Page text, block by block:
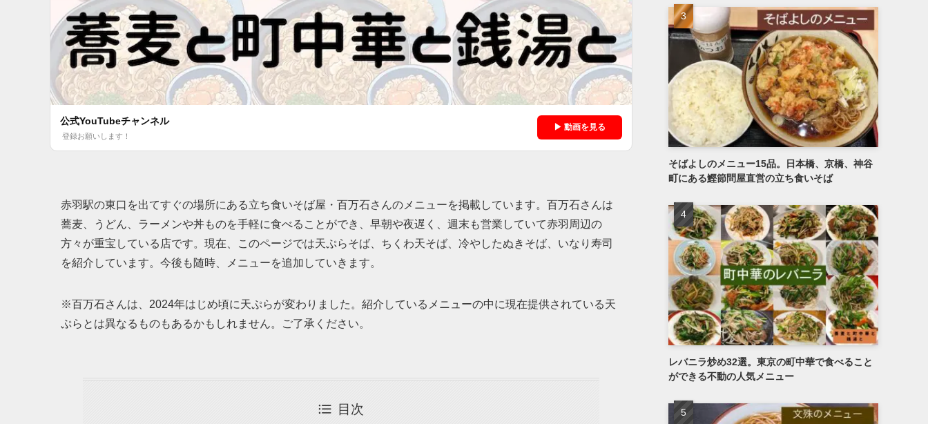
公式YouTubeチャンネル
登録お願いします！
▶ 動画を見る
赤羽駅の東口を出てすぐの場所にある立ち食いそば屋・百万石さんのメニューを掲載しています。百万石さんは
蕎麦、うどん、ラーメンや丼ものを手軽に食べることができ、早朝や夜遅く、週末も営業していて赤羽周辺の
方々が重宝している店です。現在、このページでは天ぷらそば、ちくわ天そば、冷やしたぬきそば、いなり寿司
を紹介しています。今後も随時、メニューを追加していきます。
※百万石さんは、2024年はじめ頃に天ぷらが変わりました。紹介しているメニューの中に現在提供されている天
ぷらとは異なるものもあるかもしれません。ご了承ください。
目次
そばよしのメニュー15品。日本橋、京橋、神谷
町にある鰹節問屋直営の立ち食いそば
レバニラ炒め32選。東京の町中華で食べること
ができる不動の人気メニュー